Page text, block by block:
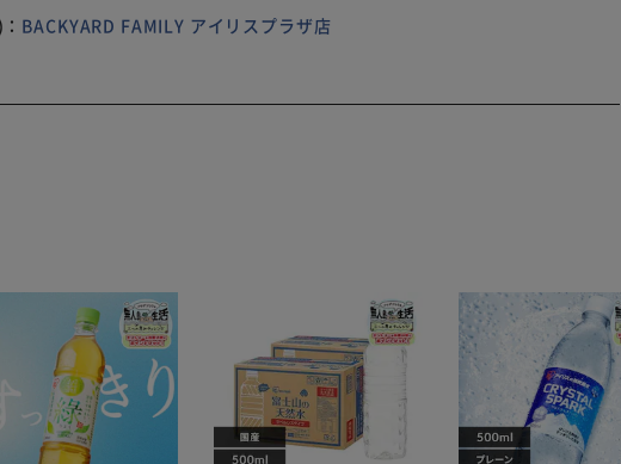
け用のバッグとしても重宝。 【ポケット仕様】 内側：カトラリーポケット
BACKYARD FAMILY アイリスプラザ店